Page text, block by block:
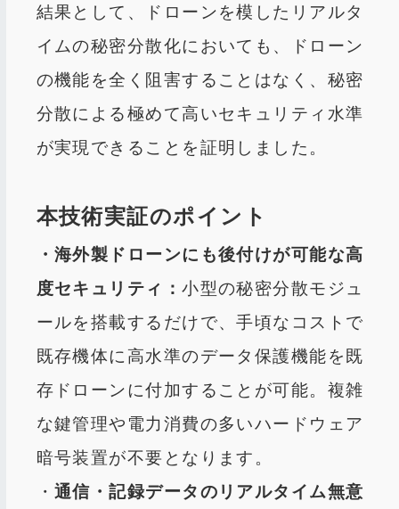
結果として、ドローンを模したリアルタ
イムの秘密分散化においても、ドローン
の機能を全く阻害することはなく、秘密
分散による極めて高いセキュリティ水準
が実現できることを証明しました。
本技術実証のポイント
・海外製ドローンにも後付けが可能な高
度セキュリティ：小型の秘密分散モジュ
ールを搭載するだけで、手頃なコストで
既存機体に高水準のデータ保護機能を既
存ドローンに付加することが可能。複雑
な鍵管理や電力消費の多いハードウェア
暗号装置が不要となります。
・通信・記録データのリアルタイム無意